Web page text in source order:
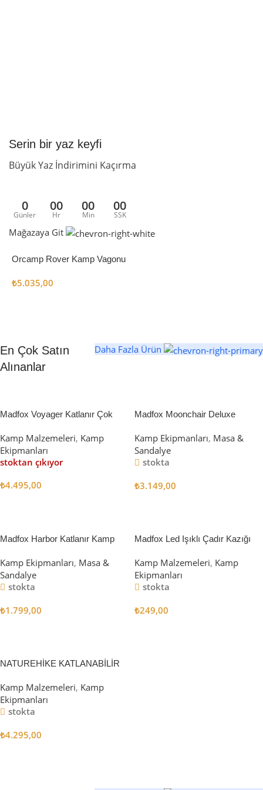
Serin bir yaz keyfi
Büyük Yaz İndirimini Kaçırma
0
Günler
00
Hr
00
Min
00
SSK
Mağazaya Git
Orcamp Rover Kamp Vagonu
₺5.035,00
En Çok Satın
Alınanlar
Daha Fazla Ürün
Madfox Voyager Katlanır Çok
[Vagon] BLACK
Kamp Malzemeleri, Kamp
Ekipmanları
stoktan çıkıyor
₺4.495,00
Madfox Moonchair Deluxe
Siyah/Gri
Kamp Ekipmanları, Masa &
Sandalye
stokta
₺3.149,00
Madfox Harbor Katlanır Kamp
Kamp Ekipmanları, Masa &
Sandalye
stokta
₺1.799,00
Madfox Led Işıklı Çadır Kazığı
Kamp Malzemeleri, Kamp
Ekipmanları
stokta
₺249,00
NATUREHİKE KATLANABİLİR
Kamp Malzemeleri, Kamp
Ekipmanları
stokta
₺4.295,00